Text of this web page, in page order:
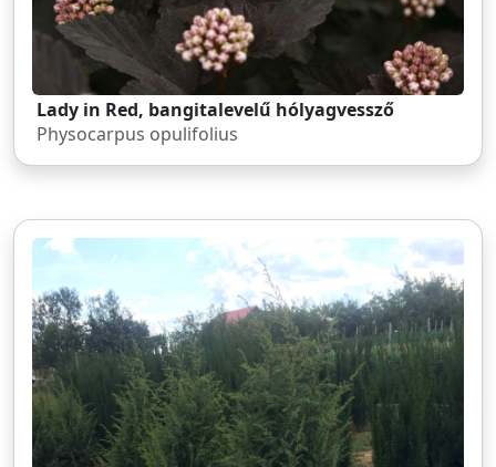
Lady in Red, bangitalevelű hólyagvessző
Physocarpus opulifolius